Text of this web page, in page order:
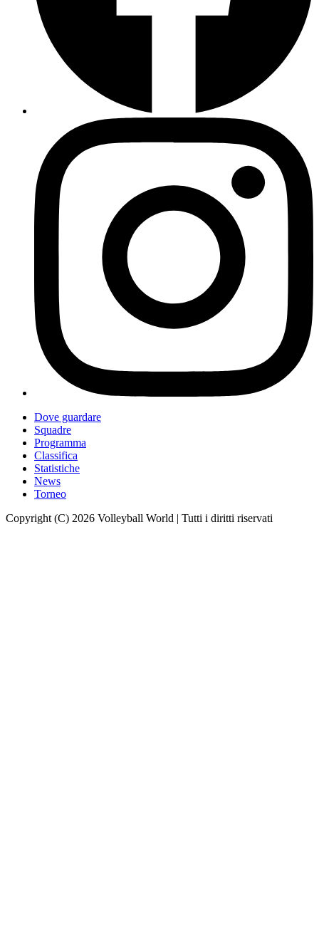
Dove guardare
Squadre
Programma
Classifica
Statistiche
News
Torneo
Copyright (C) 2026 Volleyball World | Tutti i diritti riservati